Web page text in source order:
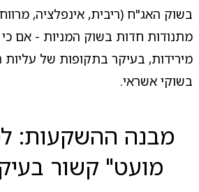
בשוק האג"ח (ריבית, אינפלציה,
מתנודות חדות בשוק המניות - אם
מירידות, בעיקר בתקופות של עליות
בשוקי אשראי.
מבנה ההשקעות:
מועט" קשור